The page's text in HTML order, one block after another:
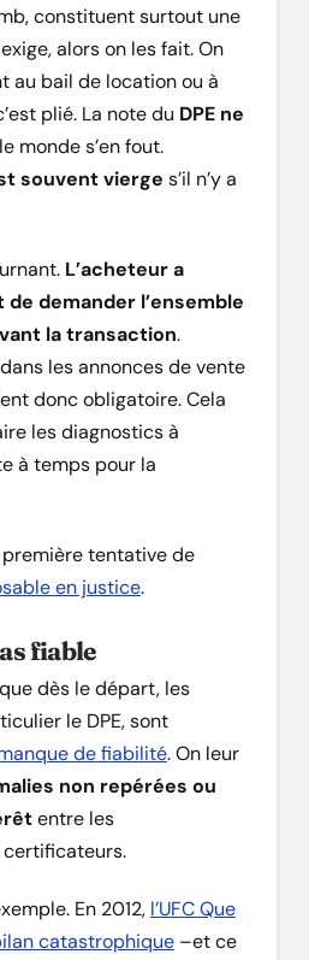
constituent surtout une
alors on les fait. On
au bail de location ou à
plié. La note du DPE ne
monde s’en fout.
souvent vierge s’il n’y a
L’acheteur a
demander l’ensemble
la transaction.
dans les annonces de vente
donc obligatoire. Cela
les diagnostics à
à temps pour la
première tentative de
en justice.
fiable
dès le départ, les
le DPE, sont
de fiabilité. On leur
non repérées ou
entre les
En 2012, l’UFC Que
catastrophique–et ce